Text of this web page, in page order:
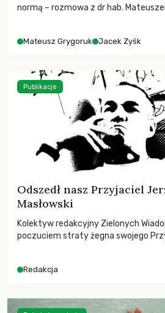
normą – rozmowa z dr hab.
Mateusz Grygoruk Jacek Zyśk
Odszedł nasz Przyjaciel
Masłowski
Kolektyw redakcyjny Zielonych
poczuciem straty żegna swojego
Redakcja
Publikacje